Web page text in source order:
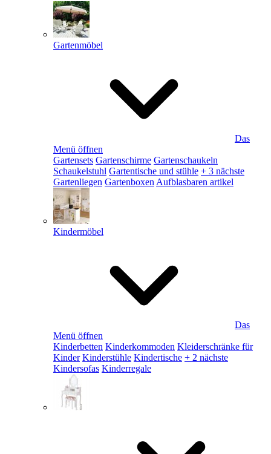
Gartenmöbel
Das
Menü öffnen
Gartensets Gartenschirme Gartenschaukeln
Schaukelstuhl Gartentische und stühle + 3 nächste
Gartenliegen Gartenboxen Aufblasbaren artikel
Kindermöbel
Das
Menü öffnen
Kinderbetten Kinderkommoden Kleiderschränke für
Kinder Kinderstühle Kindertische + 2 nächste
Kindersofas Kinderregale